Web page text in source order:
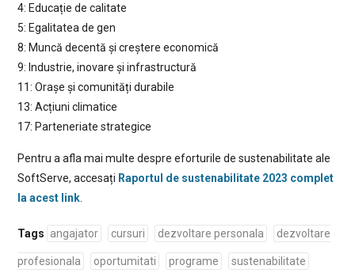
4: Educație de calitate
5: Egalitatea de gen
8: Muncă decentă și creștere economică
9: Industrie, inovare și infrastructură
11: Orașe și comunități durabile
13: Acțiuni climatice
17: Parteneriate strategice
Pentru a afla mai multe despre eforturile de sustenabilitate ale
SoftServe, accesați Raportul de sustenabilitate 2023 complet
la acest link.
Tags angajator cursuri dezvoltare personala dezvoltare
profesionala oportumitati programe sustenabilitate